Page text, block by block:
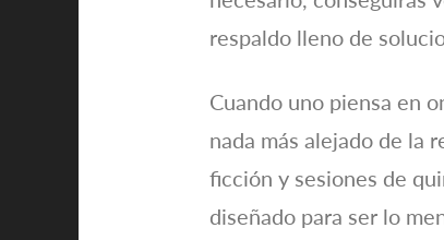
respaldo lleno de
Cuando uno piensa en
nada más alejado de la
ficción y sesiones de
diseñado para ser lo